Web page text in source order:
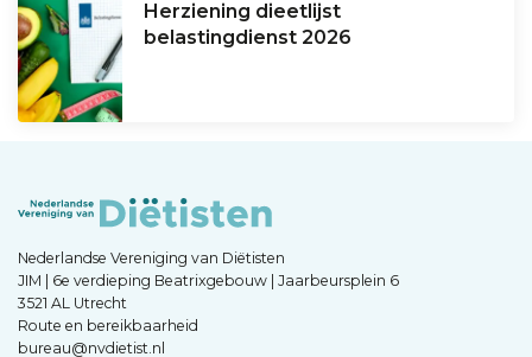
Herziening dieetlijst
belastingdienst 2026
Nederlandse Vereniging van Diëtisten
JIM | 6e verdieping Beatrixgebouw | Jaarbeursplein 6
3521 AL Utrecht
Route en bereikbaarheid
bureau@nvdietist.nl